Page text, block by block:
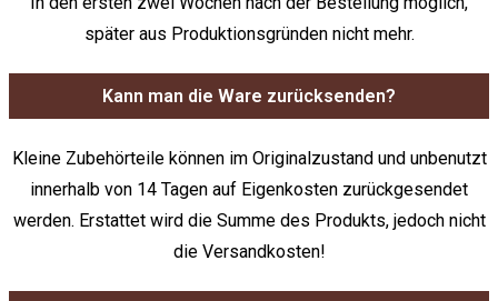
später aus Produktionsgründen nicht mehr.
Kann man die Ware zurücksenden?
Kleine Zubehörteile können im Originalzustand und unbenutzt
innerhalb von 14 Tagen auf Eigenkosten zurückgesendet
werden. Erstattet wird die Summe des Produkts, jedoch nicht
die Versandkosten!